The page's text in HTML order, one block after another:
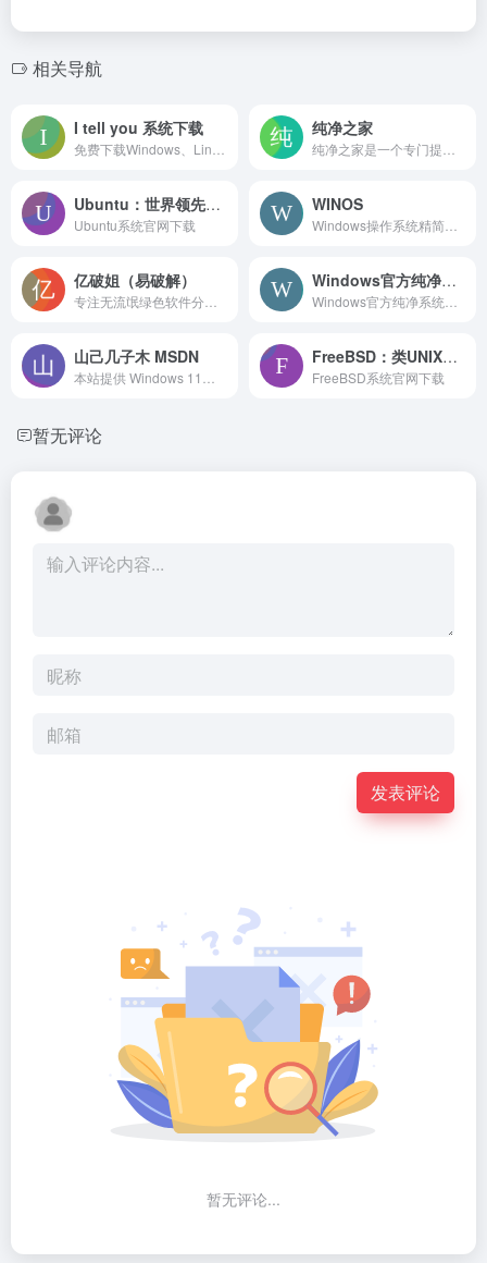
相关导航
I tell you 系统下载 纯净之家
Ubuntu：世界领先的开源操作系统
Ubuntu系统官网下载
WINOS
亿破姐（易破解） Windows官方纯净系统
山己几子木 MSDN FreeBSD：类UNIX操作系统
FreeBSD系统官网下载
暂无评论
发表评论
暂无评论...